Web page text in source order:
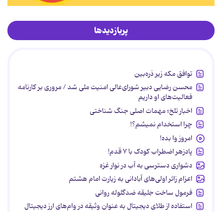
پربازدیدها
توافق مکه زیر ذره‌بین
محسن رضایی دبیر شورای‌عالی امنیت ملی شد / مروری بر کارنامه
فعالیت‌های او داریم
اخبار تلخ؛ مهمات اصلی جنگ شناختی
چرا استخدام نمیشم؟!
امروز وا بده!
پادزهر اضطراب کودک با ۷ قدم!
دشواری دسترسی به آب در نوار غزه
اعزام زائر اولی‌های آبادانی به زیارت امام هشتم
فرمول ساخت جلیقه ضدگلوله روانی
استفاده از طلای دیجیتال به عنوان وثیقه در وام‌های ارز دیجیتال